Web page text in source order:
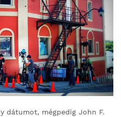
dátumot, mégpedig John F.